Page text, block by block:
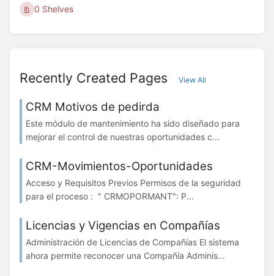
0 Shelves
Recently Created Pages View All
CRM Motivos de pedirda
Este módulo de mantenimiento ha sido diseñado para
mejorar el control de nuestras oportunidades c...
CRM-Movimientos-Oportunidades
Acceso y Requisitos Previos Permisos de la seguridad
para el proceso : " CRMOPORMANT": P...
Licencias y Vigencias en Compañías
Administración de Licencias de Compañías El sistema
ahora permite reconocer una Compañía Adminis...